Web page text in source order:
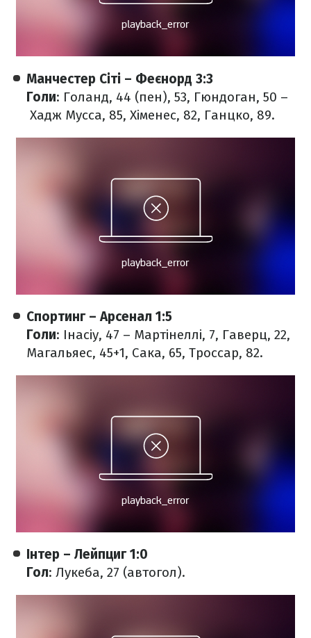
Манчестер Сіті – Феєнорд 3:3
Голи: Голанд, 44 (пен), 53, Гюндоган, 50 –
Хадж Мусса, 85, Хіменес, 82, Ганцко, 89.
Спортинг – Арсенал 1:5
Голи: Інасіу, 47 – Мартінеллі, 7, Гаверц, 22,
Магальяес, 45+1, Сака, 65, Троссар, 82.
Інтер – Лейпциг 1:0
Гол: Лукеба, 27 (автогол).